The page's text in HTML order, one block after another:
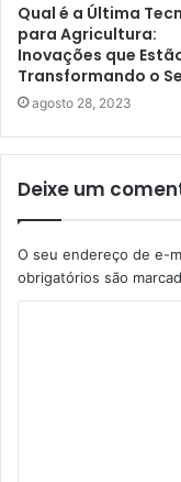
Qual é a Última
para Agricultura:
Inovações que
Transformando o
agosto 28, 2023
Deixe um
O seu endereço de e-
obrigatórios são